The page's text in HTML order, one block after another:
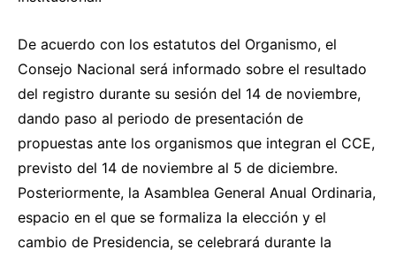
De acuerdo con los estatutos del Organismo, el
Consejo Nacional será informado sobre el resultado
del registro durante su sesión del 14 de noviembre,
dando paso al periodo de presentación de
propuestas ante los organismos que integran el CCE,
previsto del 14 de noviembre al 5 de diciembre.
Posteriormente, la Asamblea General Anual Ordinaria,
espacio en el que se formaliza la elección y el
cambio de Presidencia, se celebrará durante la